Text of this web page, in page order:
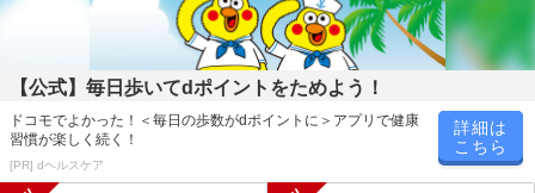
【公式】毎日歩いてdポイントをためよう！
ドコモでよかった！＜毎日の歩数がdポイントに＞アプリで健康
習慣が楽しく続く！
[PR] dヘルスケア
詳細は
こちら